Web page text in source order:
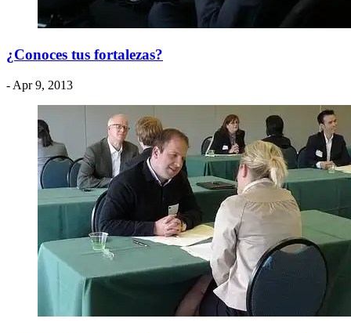
¿Conoces tus fortalezas?
- Apr 9, 2013